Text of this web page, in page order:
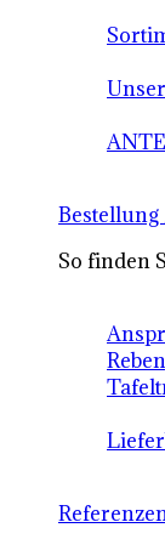
So finden